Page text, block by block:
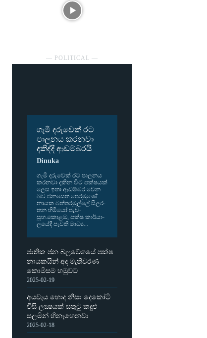
― POLITICAL ―
ගැමි දරුවෙක් රට
පාලනය කරනවා
දකිද්දී ආඩම්බරයි
Dinuka
ගැමි දරු­වෙක් රට පාල­නය
කර­නවා දකින විට පක්ෂ­යක්
ලෙස ඉතා ආඩ­ම්බර වෙන
බව ජන­සෙත පෙර­මුණේ
නායක බත්ත­ර­මුල්ලේ සීල­ර­
තන හිමියෝ පැව­
සූහ.කොළඹ, පක්ෂ කාර්යා­
ල­යේදී පැවති මාධ්‍ය...
ජාතික ජන බලවේගයේ පක්ෂ
නායකයින් අද මැතිවරණ
කොමිසම හමුවට
2025-02-19
අයවැය හොද නිසා දෙකෝටි
විසි ලක්‍ෂයක් සතුටු කදුළු
සලමින් හිනැහෙනවා
2025-02-18